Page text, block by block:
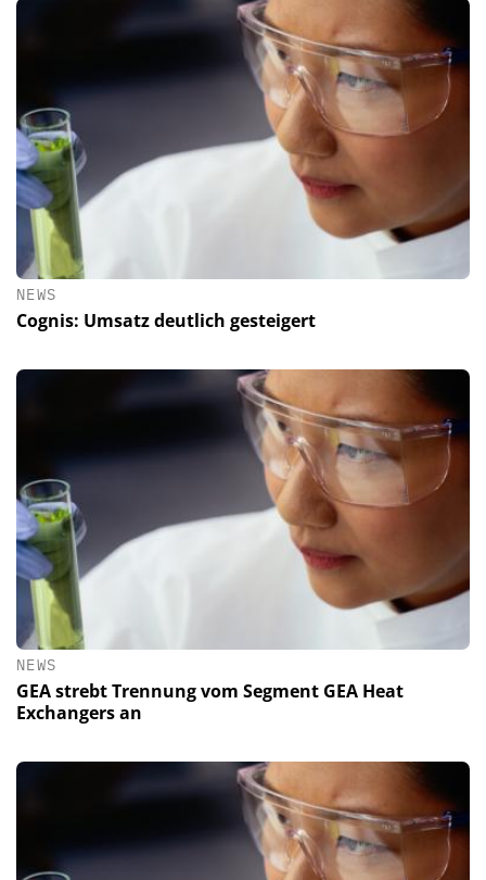
NEWS
Cognis: Umsatz deutlich gesteigert
NEWS
GEA strebt Trennung vom Segment GEA Heat
Exchangers an